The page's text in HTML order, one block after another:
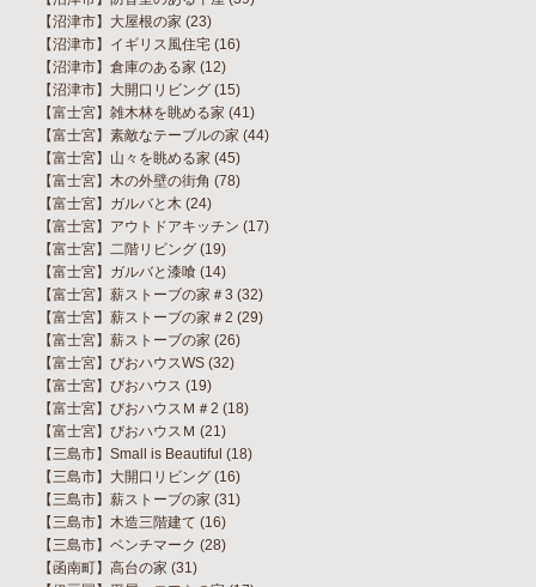
【沼津市】大屋根の家 (23)
【沼津市】イギリス風住宅 (16)
【沼津市】倉庫のある家 (12)
【沼津市】大開口リビング (15)
【富士宮】雑木林を眺める家 (41)
【富士宮】素敵なテーブルの家 (44)
【富士宮】山々を眺める家 (45)
【富士宮】木の外壁の街角 (78)
【富士宮】ガルバと木 (24)
【富士宮】アウトドアキッチン (17)
【富士宮】二階リビング (19)
【富士宮】ガルバと漆喰 (14)
【富士宮】薪ストーブの家＃3 (32)
【富士宮】薪ストーブの家＃2 (29)
【富士宮】薪ストーブの家 (26)
【富士宮】びおハウスWS (32)
【富士宮】びおハウス (19)
【富士宮】びおハウスＭ＃2 (18)
【富士宮】びおハウスＭ (21)
【三島市】Small is Beautiful (18)
【三島市】大開口リビング (16)
【三島市】薪ストーブの家 (31)
【三島市】木造三階建て (16)
【三島市】ベンチマーク (28)
【函南町】高台の家 (31)